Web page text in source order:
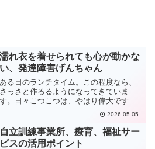
濡れ衣を着せられても心が動かな
い、発達障害げんちゃん
ある日のランチタイム。この程度なら、
さっさと作るるようになってきていま
す。日々こつこつは、やはり偉大です。
心が動きにくいということげんちゃんの
異常なところは心が本当に動きにくいと
いうことですが、これに関してはいろん
なエピソードがあります。琴...
2026.05.05
自立訓練事業所、療育、福祉サー
ビスの活用ポイント